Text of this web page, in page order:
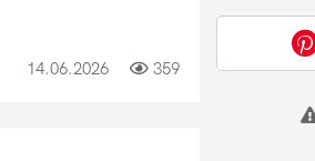
14.06.2026 359